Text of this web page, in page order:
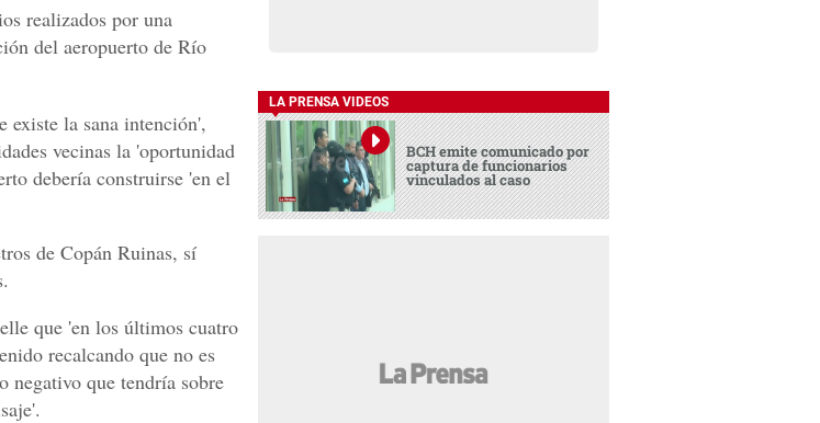
realizados por una
del aeropuerto de Río
existe la sana intención',
vecinas la 'oportunidad
debería construirse 'en el
de Copán Ruinas, sí
que 'en los últimos cuatro
recalcando que no es
negativo que tendría sobre
LA PRENSA VIDEOS
BCH emite comunicado por
captura de funcionarios
vinculados al caso